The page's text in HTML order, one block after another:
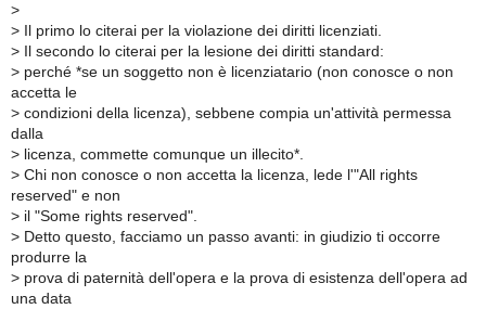
>
> Il primo lo citerai per la violazione dei diritti licenziati.
> Il secondo lo citerai per la lesione dei diritti standard:
> perché *se un soggetto non è licenziatario (non conosce o non
accetta le
> condizioni della licenza), sebbene compia un'attività permessa
dalla
> licenza, commette comunque un illecito*.
> Chi non conosce o non accetta la licenza, lede l'"All rights
reserved" e non
> il "Some rights reserved".
> Detto questo, facciamo un passo avanti: in giudizio ti occorre
produrre la
> prova di paternità dell'opera e la prova di esistenza dell'opera ad
una data